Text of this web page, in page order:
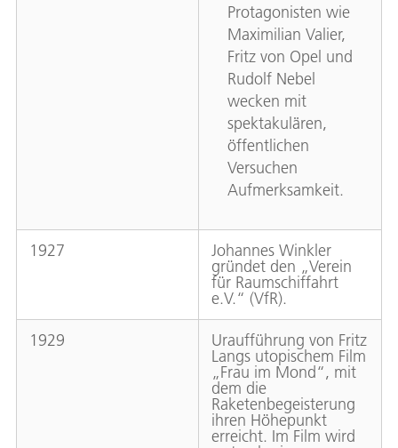
Protagonisten wie
Maximilian Valier,
Fritz von Opel und
Rudolf Nebel
wecken mit
spektakulären,
öffentlichen
Versuchen
Aufmerksamkeit.
1927 Johannes Winkler
gründet den „Verein
für Raumschiffahrt
e.V.“ (VfR).
1929 Uraufführung von Fritz
Langs utopischem Film
„Frau im Mond“, mit
dem die
Raketenbegeisterung
ihren Höhepunkt
erreicht. Im Film wird